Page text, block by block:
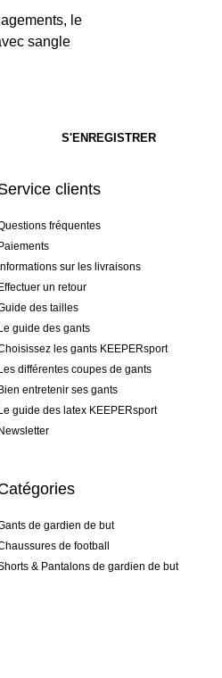
le
sangle
clients
fréquentes
Paiements
Informations sur les livraisons
Effectuer un retour
des tailles
Le guide des gants
les gants KEEPERsport
Les différentes coupes de gants
Bien entretenir ses gants
Le guide des latex KEEPERsport
Newsletter
de gardien de but
de football
& Pantalons de gardien de but